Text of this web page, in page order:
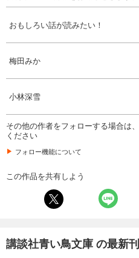
おもしろい話が読みたい！
梅田みか
小林深雪
その他の作者をフォローする場合は
ください
フォロー機能について
この作品を共有しよう
講談社青い鳥文庫 の最新刊